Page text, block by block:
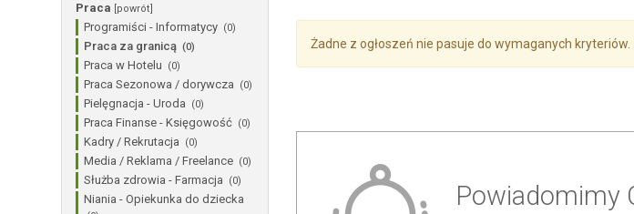
Żadne z ogłoszeń nie pasuje do wymaganych kryteriów.
Powiadomimy
Praca [powrót]
Programiści - Informatycy (0)
Praca za granicą (0)
Praca w Hotelu (0)
Praca Sezonowa / dorywcza (0)
Pielęgnacja - Uroda (0)
Praca Finanse - Księgowość (0)
Kadry / Rekrutacja (0)
Media / Reklama / Freelance (0)
Służba zdrowia - Farmacja (0)
Niania - Opiekunka do dziecka